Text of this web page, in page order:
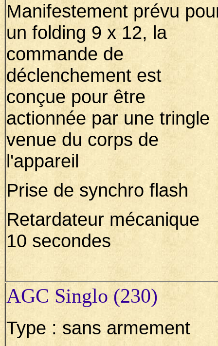
Manifestement prévu
un folding 9 x 12, la
commande de
déclenchement est
conçue pour être
actionnée par une tringle
venue du corps de
l'appareil
Prise de synchro flash
Retardateur mécanique
10 secondes
AGC Singlo (230)
Type : sans armement